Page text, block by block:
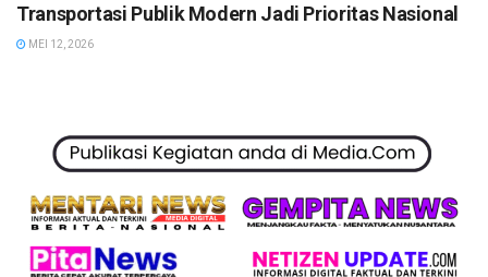
Transportasi Publik Modern Jadi Prioritas Nasional
MEI 12, 2026